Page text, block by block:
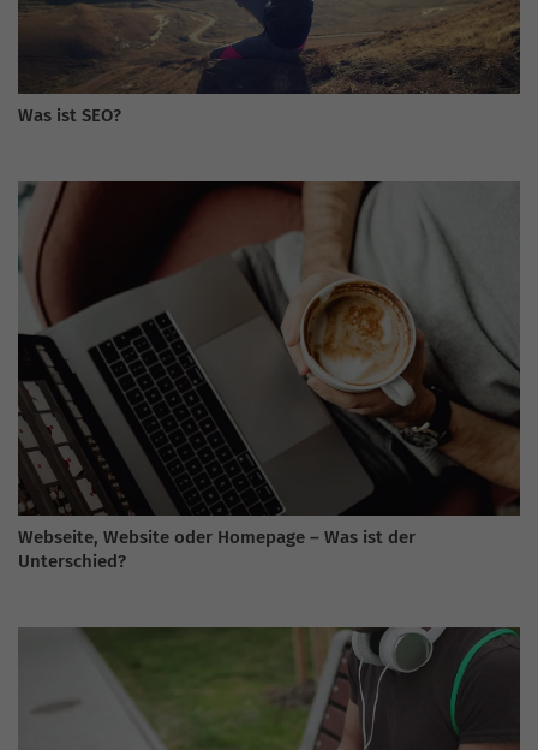
Was ist SEO?
Webseite, Website oder Homepage – Was ist der
Unterschied?